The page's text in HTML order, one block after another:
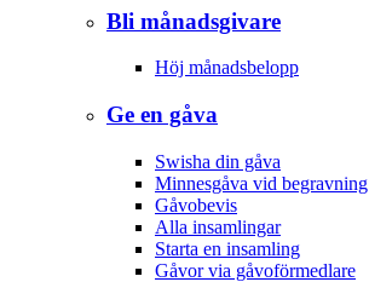
Bli månadsgivare
Höj månadsbelopp
Ge en gåva
Swisha din gåva
Minnesgåva vid begravning
Gåvobevis
Alla insamlingar
Starta en insamling
Gåvor via gåvoförmedlare